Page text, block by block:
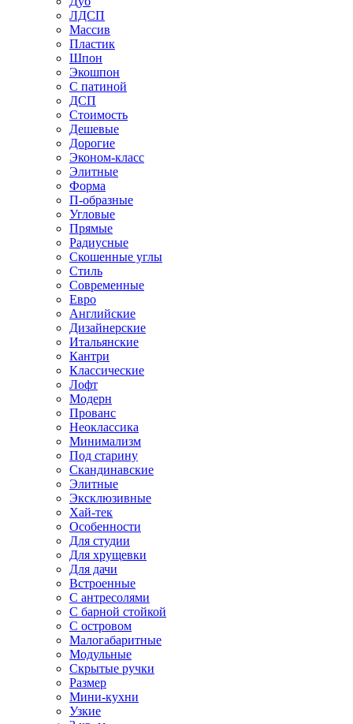
ЛДСП
Массив
Пластик
Шпон
Экошпон
С патиной
ДСП
Стоимость
Дешевые
Дорогие
Эконом-класс
Элитные
Форма
П-образные
Угловые
Прямые
Радиусные
Скошенные углы
Стиль
Современные
Евро
Английские
Дизайнерские
Итальянские
Кантри
Классические
Лофт
Модерн
Прованс
Неоклассика
Минимализм
Под старину
Скандинавские
Элитные
Эксклюзивные
Хай-тек
Особенности
Для студии
Для хрущевки
Для дачи
Встроенные
С антресолями
С барной стойкой
С островом
Малогабаритные
Модульные
Скрытые ручки
Размер
Мини-кухни
Узкие